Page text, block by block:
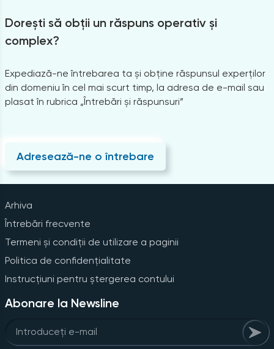
Dorești să obții un răspuns operativ și
complex?
Expediază-ne întrebarea ta și obține răspunsul experților
din domeniu în cel mai scurt timp, la adresa de e-mail sau
plasat în rubrica „Întrebări și răspunsuri”
Adresează-ne o întrebare
Arhiva
Întrebări frecvente
Termeni și condiții de utilizare a paginii
Politica de confidențialitate
Instrucțiuni pentru ștergerea contului
Abonare la Newsline